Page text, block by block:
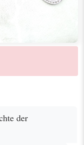
der